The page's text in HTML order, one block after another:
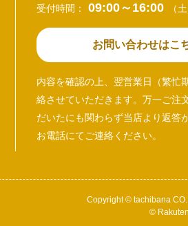
受付時間： 09:00～16:00 （
お問い合わせはこ
内容を確認の上、翌営業日（繁忙
絡させていただきます。万一ご注
だいたにも関わらず当店より返答
お電話にてご連絡ください。
Copyright © tachibana
©